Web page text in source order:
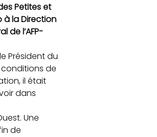
Petites et
à la Direction
de l’AFP-
Président du
de
il était
dans
Une
de